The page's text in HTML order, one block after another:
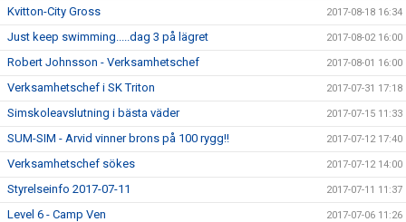
Kvitton-City Gross 2017-08-18 16:34
Just keep swimming.....dag 3 på lägret 2017-08-02 16:00
Robert Johnsson - Verksamhetschef 2017-08-01 16:00
Verksamhetschef i SK Triton 2017-07-31 17:18
Simskoleavslutning i bästa väder 2017-07-15 11:33
SUM-SIM - Arvid vinner brons på 100 rygg!! 2017-07-12 17:40
Verksamhetschef sökes 2017-07-12 14:00
Styrelseinfo 2017-07-11 2017-07-11 11:37
Level 6 - Camp Ven 2017-07-06 11:26